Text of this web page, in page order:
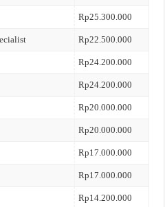
Rp25.300.000
Rp22.500.000
Rp24.200.000
Rp24.200.000
Rp20.000.000
Rp20.000.000
Rp17.000.000
Rp17.000.000
Rp14.200.000